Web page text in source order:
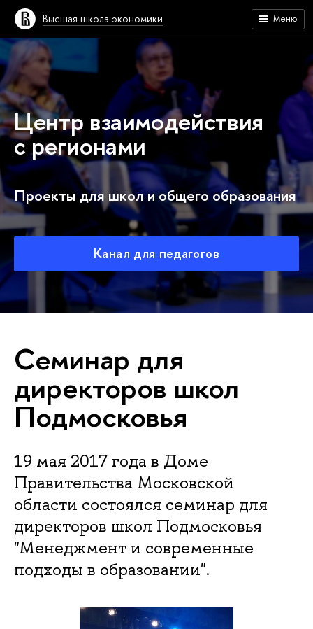
Высшая школа экономики Меню
Центр взаимодействия
с регионами
Проекты для школ и общего образования
Канал для педагогов
Семинар для
директоров школ
Подмосковья
19 мая 2017 года в Доме
Правительства Московской
области состоялся семинар для
директоров школ Подмосковья
"Менеджмент и современные
подходы в образовании".